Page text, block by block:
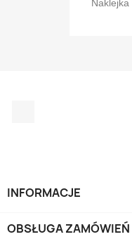
Naklejka
INFORMACJE
OBSŁUGA ZAMÓWIEŃ